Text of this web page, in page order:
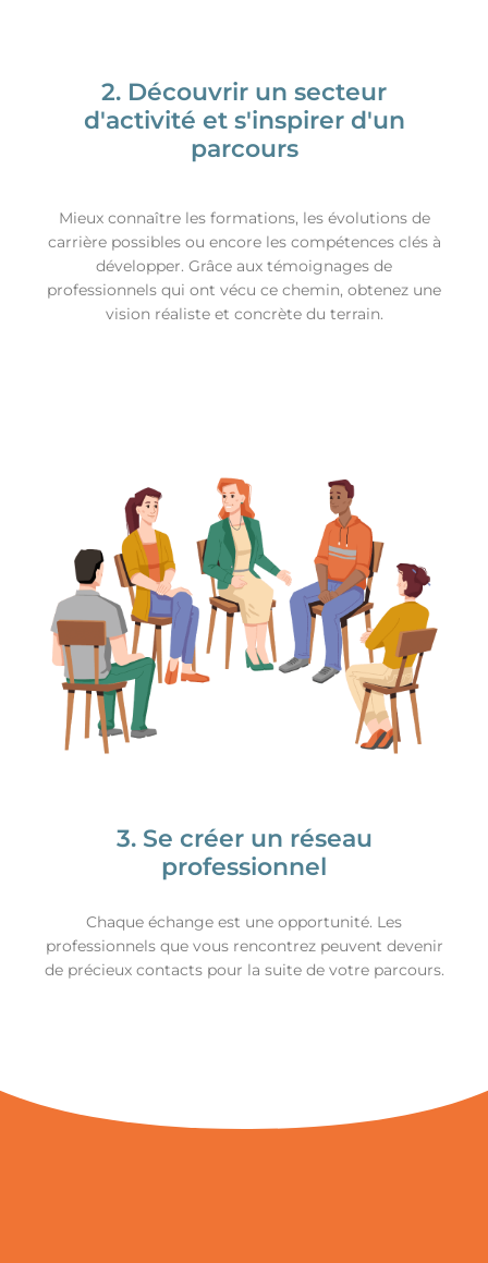
2. Découvrir un secteur
d'activité et s'inspirer d'un
parcours
Mieux connaître les formations, les évolutions de
carrière possibles ou encore les compétences clés à
développer. Grâce aux témoignages de
professionnels qui ont vécu ce chemin, obtenez une
vision réaliste et concrète du terrain.
3. Se créer un réseau
professionnel
Chaque échange est une opportunité. Les
professionnels que vous rencontrez peuvent devenir
de précieux contacts pour la suite de votre parcours.